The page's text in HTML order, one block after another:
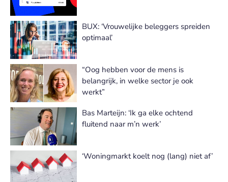
BUX: ‘Vrouwelijke beleggers spreiden
optimaal’
“Oog hebben voor de mens is
belangrijk, in welke sector je ook
werkt”
Bas Marteijn: ‘Ik ga elke ochtend
fluitend naar m’n werk’
‘Woningmarkt koelt nog (lang) niet af’